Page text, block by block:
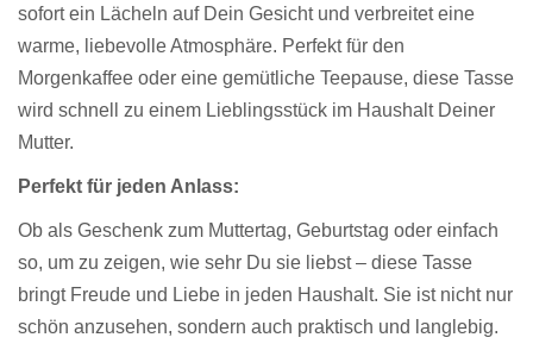
sofort ein Lächeln auf Dein Gesicht und verbreitet eine
warme, liebevolle Atmosphäre. Perfekt für den
Morgenkaffee oder eine gemütliche Teepause, diese Tasse
wird schnell zu einem Lieblingsstück im Haushalt Deiner
Mutter.
Perfekt für jeden Anlass:
Ob als Geschenk zum Muttertag, Geburtstag oder einfach
so, um zu zeigen, wie sehr Du sie liebst – diese Tasse
bringt Freude und Liebe in jeden Haushalt. Sie ist nicht nur
schön anzusehen, sondern auch praktisch und langlebig.